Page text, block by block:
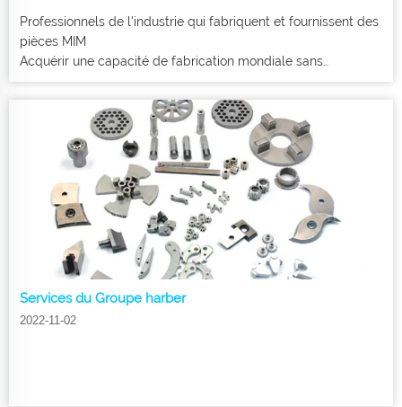
Professionnels de l'industrie qui fabriquent et fournissent des
pièces MIM
Acquérir une capacité de fabrication mondiale sans
compromettre la qualité
Services du Groupe harber
2022-11-02